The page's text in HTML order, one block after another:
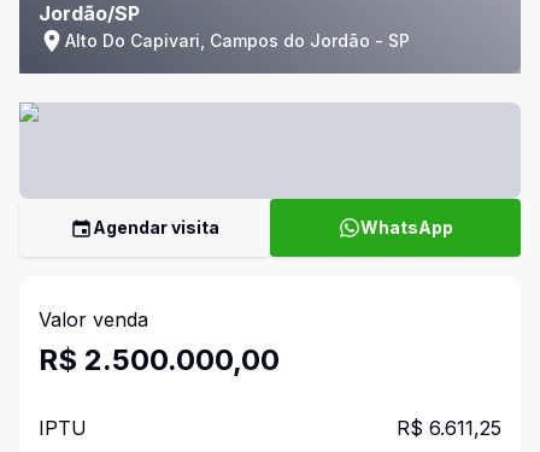
Jordão/SP
Alto Do Capivari, Campos do Jordão - SP
Agendar visita WhatsApp
Valor venda
R$ 2.500.000,00
IPTU R$ 6.611,25